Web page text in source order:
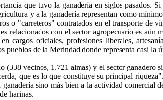
que tuvo la ganadería en siglos pasados.
y a la ganadería representan como
o "carreteros" contratados en el transporte
relacionados con el sector agropecuario es
cargos oficiales, profesiones liberales,
de la Merindad donde representa casi la
vecinos, 1.721 almas) y el sector
que es lo que constituye su principal
sino más bien a la actividad
harinas.